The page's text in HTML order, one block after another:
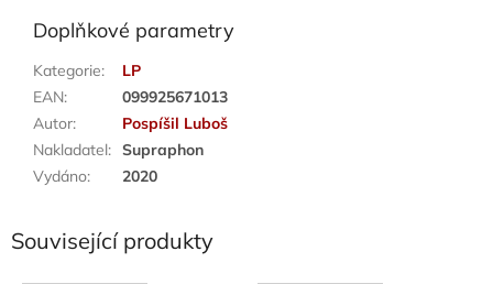
Doplňkové parametry
Kategorie:
LP
EAN:
099925671013
Autor:
Pospíšil Luboš
Nakladatel: Supraphon
Vydáno: 2020
Související produkty